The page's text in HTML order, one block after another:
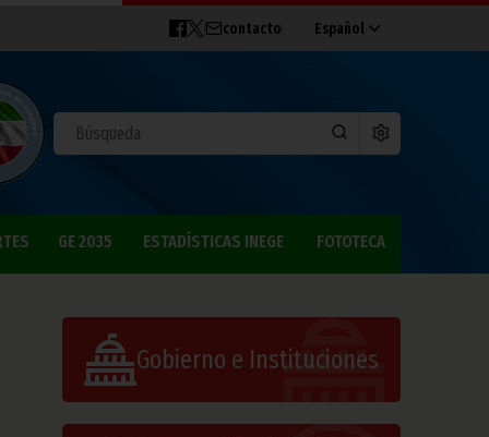
contacto Español
GE 2035 ESTADÍSTICAS INEGE FOTOTECA
Gobierno e Instituciones